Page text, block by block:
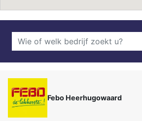
Febo Heerhugowaard